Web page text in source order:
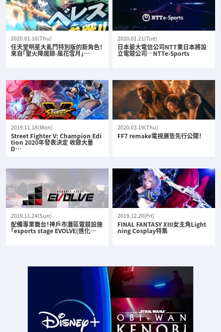
2020.01.16(Thu)
任天堂明星大亂鬥特別版的新角色！
來自「聖火降魔錄-風花雪月」…
2020.01.21(Tue)
日本最大電信公司NTT東日本將設
立電競公司—NTTe-Sports
2019.11.18(Mon)
Street Fighter V: Champion Edi
tion 2020年發表決定 收錄大量
D…
2020.03.19(Thu)
FF7 remake電視廣告先行公開！
2019.11.24(Sun)
配備專業舞台！神戶市灘區電競設施
「esports stage EVOLVE(進化…
2019.12.20(Fri)
FINAL FANTASY XIII女主角Light
ning Cosplay特集